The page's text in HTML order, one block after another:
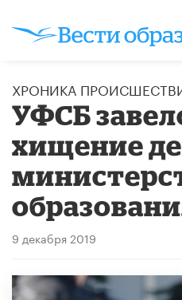
ХРОНИКА
УФСБ
хищение
9 декабря 2019